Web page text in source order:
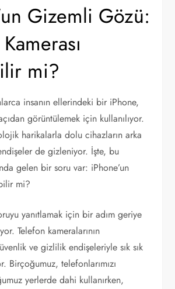
Gizemli Gözü:
mi?
insanın ellerindeki bir iPhone,
görüntülemek için kullanılıyor.
harikalarla dolu cihazların arka
de gizleniyor. İşte, bu
gelen bir soru var: iPhone’un
mi?
yanıtlamak için bir adım geriye
Telefon kameralarının
ve gizlilik endişeleriyle sık sık
Birçoğumuz, telefonlarımızı
yerlerde dahi kullanırken,